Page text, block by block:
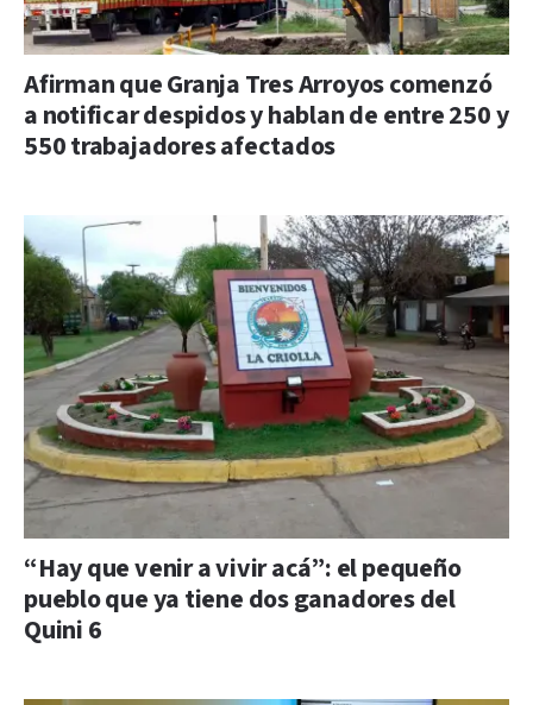
Afirman que Granja Tres Arroyos comenzó
a notificar despidos y hablan de entre 250 y
550 trabajadores afectados
“Hay que venir a vivir acá”: el pequeño
pueblo que ya tiene dos ganadores del
Quini 6